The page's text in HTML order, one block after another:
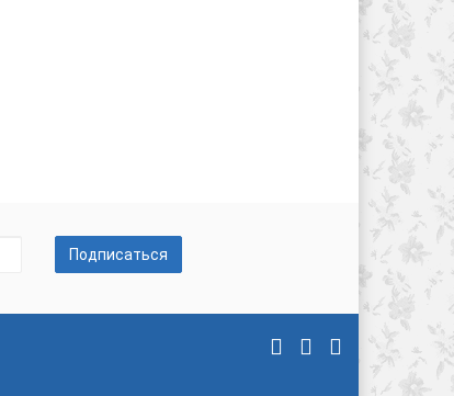
Подписаться